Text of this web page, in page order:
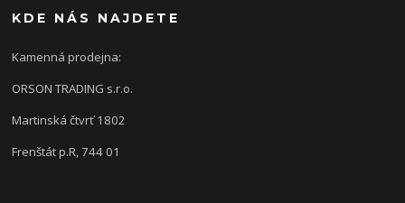
KDE NÁS NAJDETE
Kamenná prodejna:
ORSON TRADING s.r.o.
Martinská čtvrť 1802
Frenštát p.R, 744 01